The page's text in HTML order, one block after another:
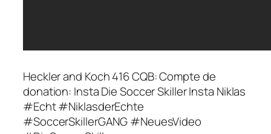
Heckler and Koch 416 CQB: Compte de
donation: Insta Die Soccer Skiller Insta Niklas
#Echt #NiklasderEchte
#SoccerSkillerGANG #NeuesVideo